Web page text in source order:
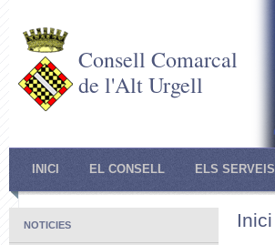
Consell Comarcal
de l'Alt Urgell
INICI EL CONSELL ELS SERVEIS
NOTICIES Inici